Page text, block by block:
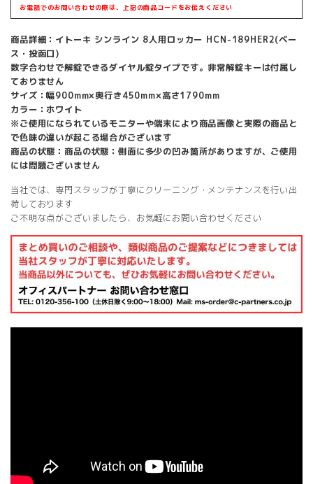
お電話でのお問い合わせの際は、上記の商品コードをお伝えください
商品詳細：イトーキ シンライン 8人用ロッカー HCN-189HER2(ベー
ス・投函口)
数字合わせで解錠できるダイヤル錠タイプです。非常解錠キーは付属し
ておりません
サイズ：幅900mm×奥行き450mm×高さ1790mm
カラー：ホワイト
※ご使用になられているモニターや端末により商品画像と実際の商品と
で色味の違いが起こる場合がございます
商品の状態：商品の状態：側面に多少の凹み箇所がありますが、ご使用
には問題ございません
当社では、専門スタッフが丁寧にクリーニング・メンテナンスを行い出
荷しております
ご不明な点がございましたら、お気軽にお問い合わせください